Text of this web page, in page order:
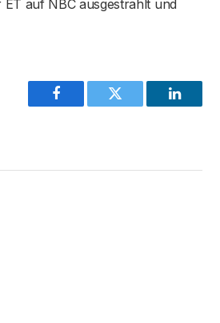
auf NBC ausgestrahlt und
Facebook Twitter LinkedIn